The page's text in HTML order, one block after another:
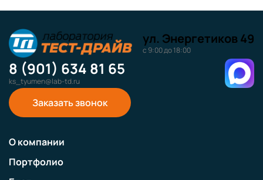
ул. Энергетиков 49
с 9:00 до 18:00
8 (901) 634 81 65
ks_tyumen@lab-td.ru
Заказать звонок
О компании
Портфолио